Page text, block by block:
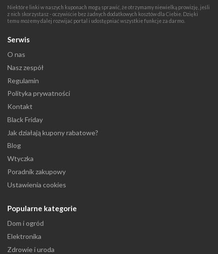
Niektóre linki w naszych kuponach mogą sprawić, że otrzymamy niewielką prowizję, jeśli
z nich skorzystasz - oczywiście bez żadnych dodatkowych kosztów dla Ciebie. Dzięki
temu możemy dalej rozwijać portal i udostępniać wszystkie funkcje za darmo.
Serwis
O nas
Nasz zespół
Regulamin
Polityka prywatności
Kontakt
Black Friday
Jak działają kupony rabatowe?
Blog
Wtyczka
Poradnik zakupowy
Ustawienia cookies
Popularne kategorie
Dom i ogród
Elektronika
Zdrowie i uroda